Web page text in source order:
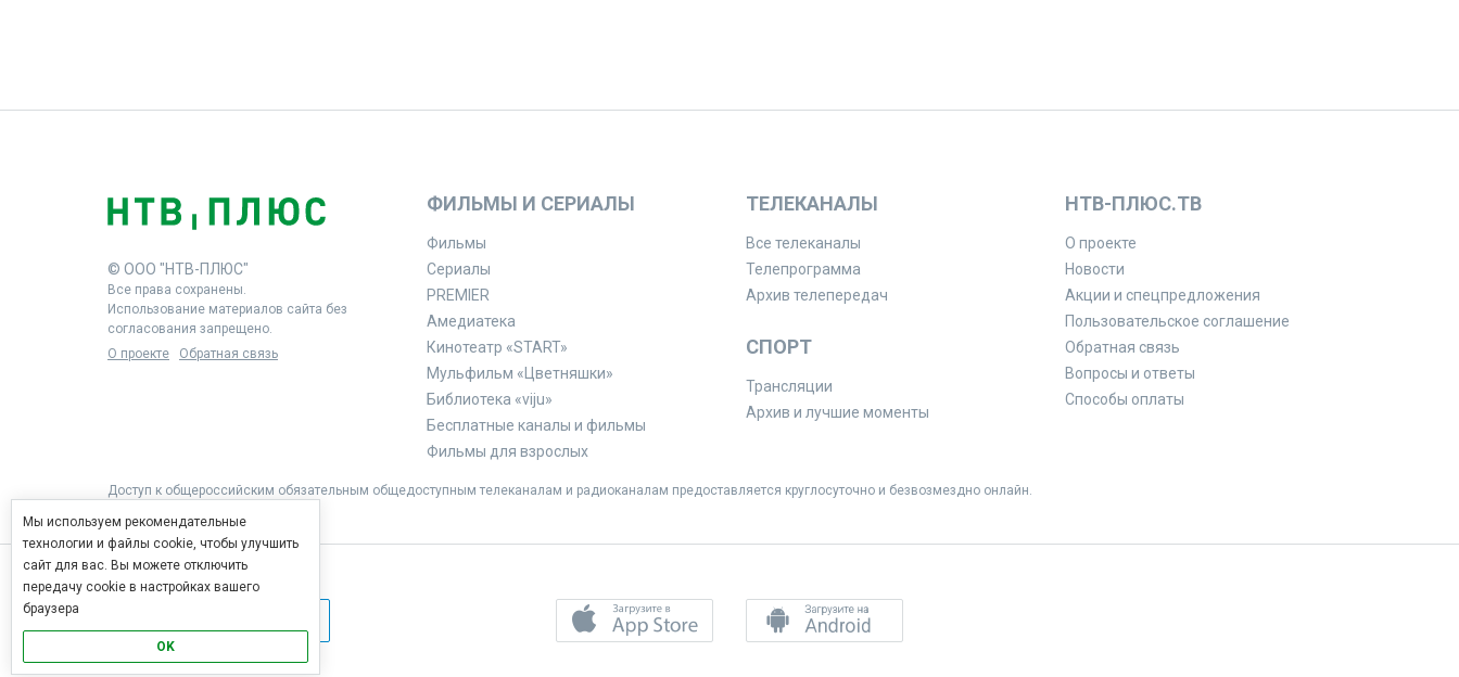
© ООО "НТВ-ПЛЮС"
Все права сохранены.
Использование материалов сайта без
согласования запрещено.
О проекте
Обратная связь
ФИЛЬМЫ И СЕРИАЛЫ
Фильмы
Сериалы
PREMIER
Амедиатека
Кинотеатр «START»
Мульфильм «Цветняшки»
Библиотека «viju»
Бесплатные каналы и фильмы
Фильмы для взрослых
ТЕЛЕКАНАЛЫ
Все телеканалы
Телепрограмма
Архив телепередач
СПОРТ
Трансляции
Архив и лучшие моменты
НТВ-ПЛЮС.ТВ
О проекте
Новости
Акции и спецпредложения
Пользовательское соглашение
Обратная связь
Вопросы и ответы
Способы оплаты
Доступ к общероссийским обязательным общедоступным телеканалам и радиоканалам предоставляется круглосуточно и безвозмездно онлайн.
Мы используем рекомендательные
технологии и файлы cookie, чтобы улучшить
сайт для вас. Вы можете отключить
передачу cookie в настройках вашего
браузера
OK